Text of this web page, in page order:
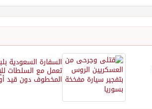
السفارة السعودية
تعمل مع السلطات
المخطوف دون قيد